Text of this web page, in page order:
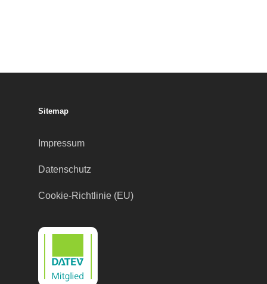
Sitemap
Impressum
Datenschutz
Cookie-Richtlinie (EU)